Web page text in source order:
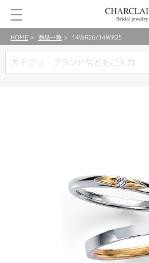
HOME 商品一覧 14WR26/14WR25